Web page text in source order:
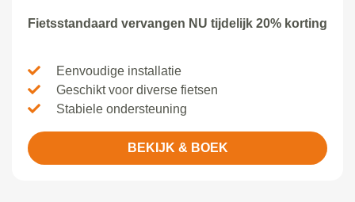
Fietsstandaard vervangen NU tijdelijk 20% korting
Eenvoudige installatie
Geschikt voor diverse fietsen
Stabiele ondersteuning
BEKIJK & BOEK